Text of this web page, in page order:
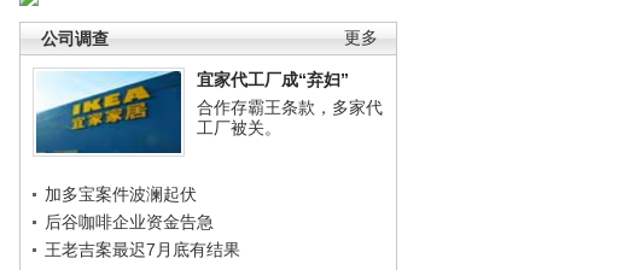
更多
公司调查
宜家代工厂成“弃妇”
合作存霸王条款，多家代
工厂被关。
加多宝案件波澜起伏
后谷咖啡企业资金告急
王老吉案最迟7月底有结果